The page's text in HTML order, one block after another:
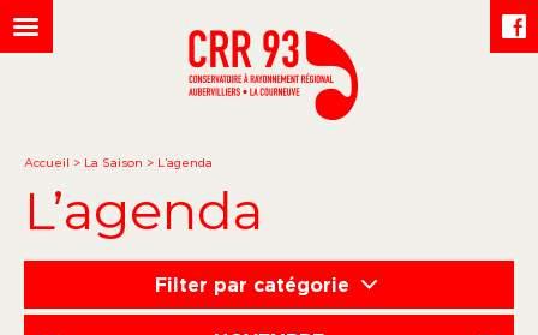
Accueil > La Saison > L’agenda
L’agenda
Filter par catégorie